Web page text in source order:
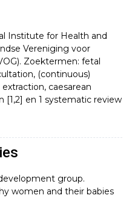
Institute for Health and
Vereniging voor
Zoektermen: fetal
(continuous)
caesarean
[1,2] en 1 systematic review
group.
women and their babies